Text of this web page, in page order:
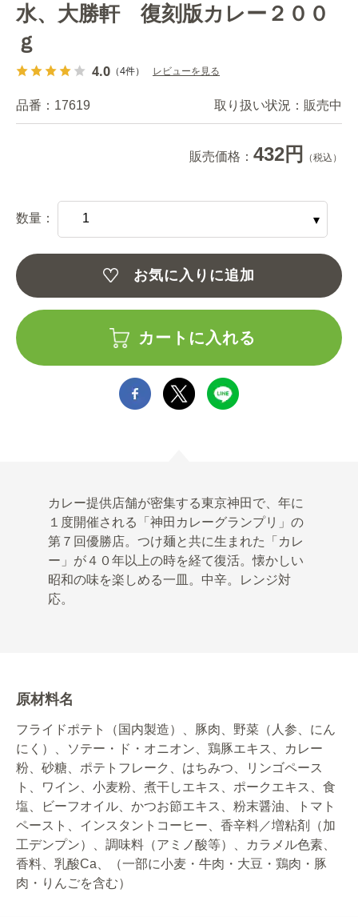
水、大勝軒 復刻版カレー２００
ｇ
4.0 （4件） レビューを見る
品番： 17619 取り扱い状況： 販売中
販売価格： 432円 （税込）
数量：
お気に入りに追加
カートに入れる
カレー提供店舗が密集する東京神田で、年に
１度開催される「神田カレーグランプリ」の
第７回優勝店。つけ麺と共に生まれた「カレ
ー」が４０年以上の時を経て復活。懐かしい
昭和の味を楽しめる一皿。中辛。レンジ対
応。
原材料名
フライドポテト（国内製造）、豚肉、野菜（人参、にん
にく）、ソテー・ド・オニオン、鶏豚エキス、カレー
粉、砂糖、ポテトフレーク、はちみつ、リンゴペース
ト、ワイン、小麦粉、煮干しエキス、ポークエキス、食
塩、ビーフオイル、かつお節エキス、粉末醤油、トマト
ペースト、インスタントコーヒー、香辛料／増粘剤（加
工デンプン）、調味料（アミノ酸等）、カラメル色素、
香料、乳酸Ca、（一部に小麦・牛肉・大豆・鶏肉・豚
肉・りんごを含む）